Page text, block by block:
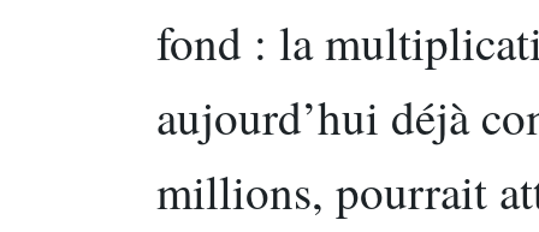
fond : la
aujourd’hui déjà
millions, pourrait